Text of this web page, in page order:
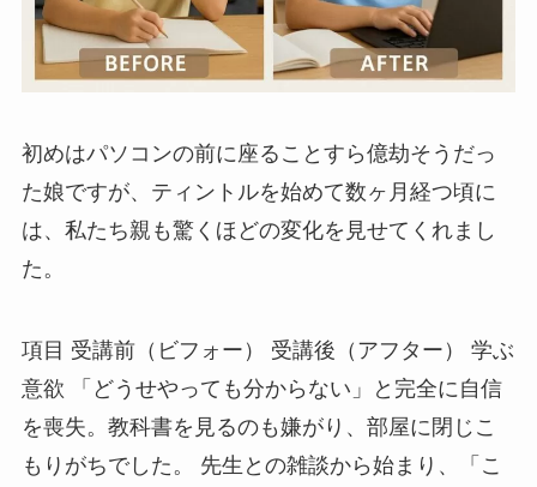
初めはパソコンの前に座ることすら億劫そうだっ
た娘ですが、ティントルを始めて数ヶ月経つ頃に
は、私たち親も驚くほどの変化を見せてくれまし
た。
項目 受講前（ビフォー） 受講後（アフター） 学ぶ
意欲 「どうせやっても分からない」と完全に自信
を喪失。教科書を見るのも嫌がり、部屋に閉じこ
もりがちでした。 先生との雑談から始まり、「こ